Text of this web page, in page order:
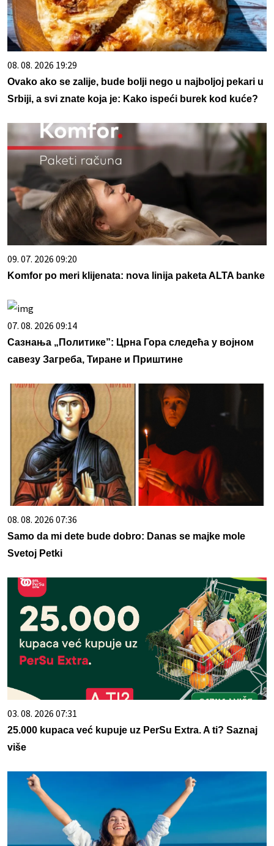
08. 08. 2026 19:29
Ovako ako se zalije, bude bolji nego u najboljoj pekari u
Srbiji, a svi znate koja je: Kako ispeći burek kod kuće?
09. 07. 2026 09:20
Komfor po meri klijenata: nova linija paketa ALTA banke
07. 08. 2026 09:14
Сазнања „Политике”: Црна Гора следећа у војном
савезу Загреба, Тиране и Приштине
08. 08. 2026 07:36
Samo da mi dete bude dobro: Danas se majke mole
Svetoj Petki
03. 08. 2026 07:31
25.000 kupaca već kupuje uz PerSu Extra. A ti? Saznaj
više